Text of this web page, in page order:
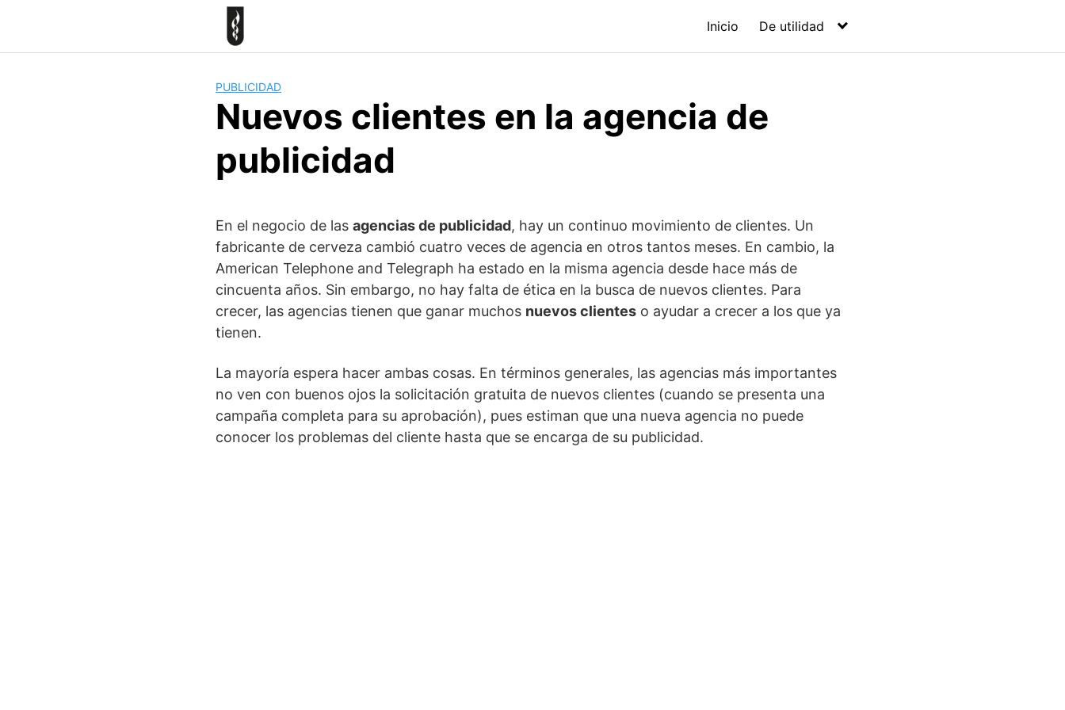
Inicio De utilidad
PUBLICIDAD
Nuevos clientes en la agencia de
publicidad
En el negocio de las agencias de publicidad, hay un continuo movimiento de clientes. Un
fabricante de cerveza cambió cuatro veces de agencia en otros tantos meses. En cambio, la
American Telephone and Telegraph ha estado en la misma agencia desde hace más de
cincuenta años. Sin embargo, no hay falta de ética en la busca de nuevos clientes. Para
crecer, las agencias tienen que ganar muchos nuevos clientes o ayudar a crecer a los que ya
tienen.
La mayoría espera hacer ambas cosas. En términos generales, las agencias más importantes
no ven con buenos ojos la solicitación gratuita de nuevos clientes (cuando se presenta una
campaña completa para su aprobación), pues estiman que una nueva agencia no puede
conocer los problemas del cliente hasta que se encarga de su publicidad.